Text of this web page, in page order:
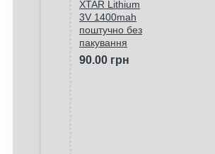
XTAR Lithium
3V 1400mah
поштучно без
пакування
90.00 грн